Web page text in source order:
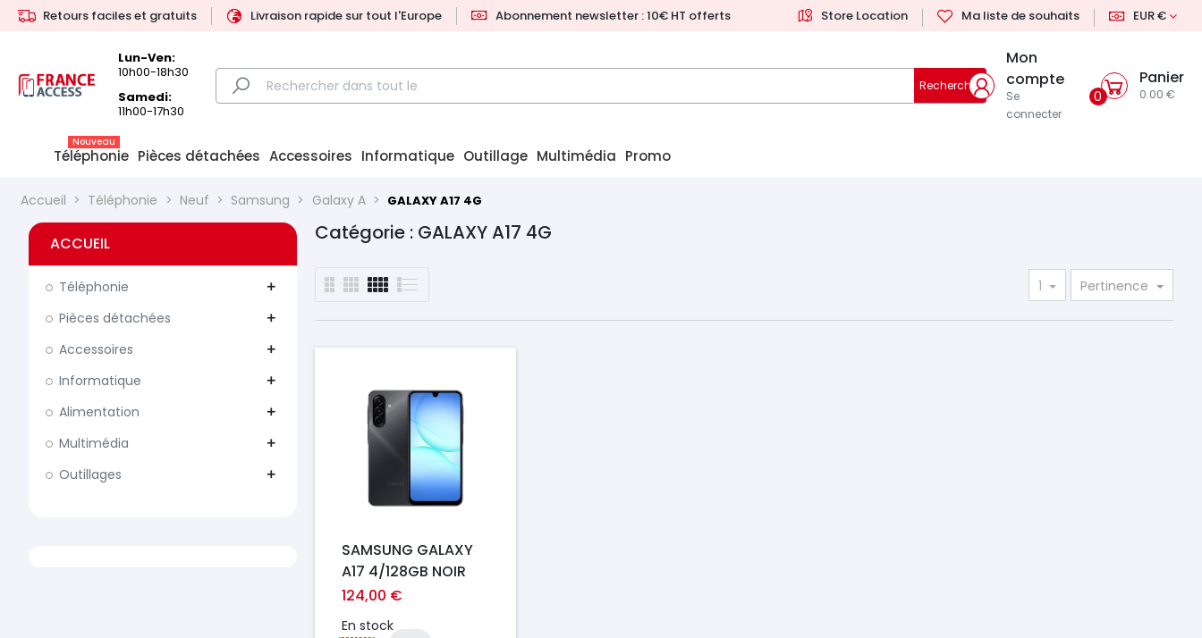
Retours faciles et gratuits Livraison rapide sur tout l'Europe Abonnement newsletter : 10€ HT offerts Store Location Ma liste de souhaits EUR €
Lun-Ven:
10h00-18h30
Samedi:
11h00-17h30
Rechercher
Mon
compte
Se
connecter
0
Panier
0.00 €
Téléphonie
Nouveau
Pièces détachées Accessoires Informatique Outillage Multimédia Promo
Accueil Téléphonie Neuf Samsung Galaxy A GALAXY A17 4G
ACCUEIL
Téléphonie add
Pièces détachées add
Accessoires add
Informatique add
Alimentation add
Multimédia add
Outillages add
Catégorie : GALAXY A17 4G
1 Pertinence
SAMSUNG GALAXY
A17 4/128GB NOIR
124,00 €
En stock